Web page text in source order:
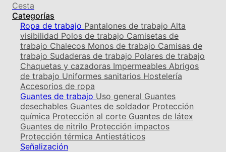
Cesta
Categorías
Ropa de trabajo Pantalones de trabajo Alta
visibilidad Polos de trabajo Camisetas de
trabajo Chalecos Monos de trabajo Camisas de
trabajo Sudaderas de trabajo Polares de trabajo
Chaquetas y cazadoras Impermeables Abrigos
de trabajo Uniformes sanitarios Hostelería
Accesorios de ropa
Guantes de trabajo Uso general Guantes
desechables Guantes de soldador Protección
química Protección al corte Guantes de látex
Guantes de nitrilo Protección impactos
Protección térmica Antiestáticos
Señalización